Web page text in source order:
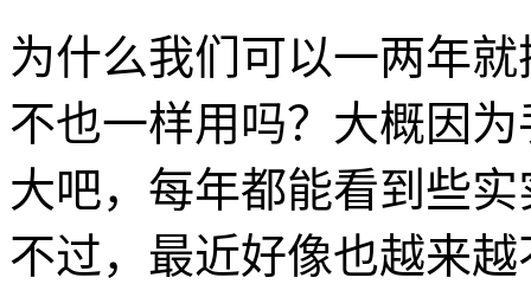
为什么我们可以一两年
不也一样用吗？大概因
大吧，每年都能看到些
不过，最近好像也越来